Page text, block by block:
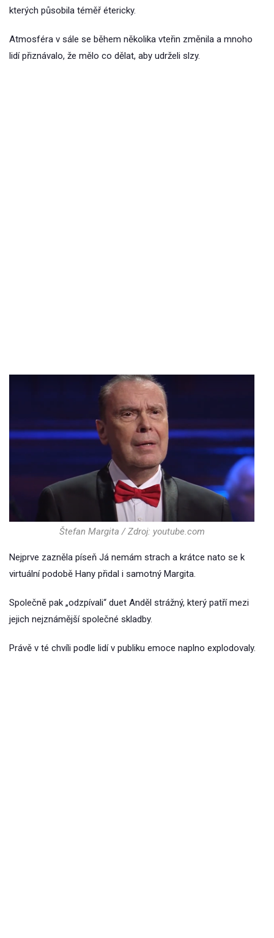
kterých působila téměř étericky.
Atmosféra v sále se během několika vteřin změnila a mnoho
lidí přiznávalo, že mělo co dělat, aby udrželi slzy.
Štefan Margita / Zdroj: youtube.com
Nejprve zazněla píseň Já nemám strach a krátce nato se k
virtuální podobě Hany přidal i samotný Margita.
Společně pak „odzpívali“ duet Anděl strážný, který patří mezi
jejich nejznámější společné skladby.
Právě v té chvíli podle lidí v publiku emoce naplno explodovaly.